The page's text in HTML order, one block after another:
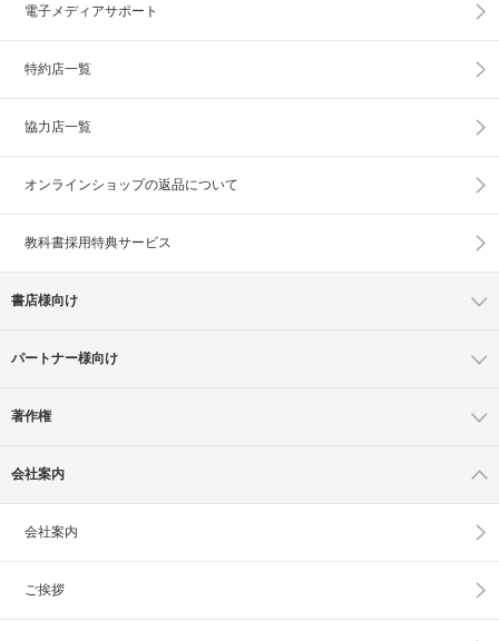
電子メディアサポート
特約店一覧
協力店一覧
オンラインショップの返品について
教科書採用特典サービス
書店様向け
パートナー様向け
著作権
会社案内
会社案内
ご挨拶